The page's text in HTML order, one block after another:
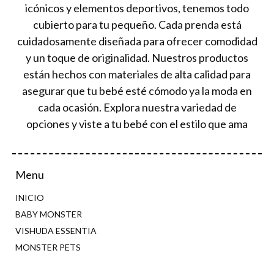
icónicos y elementos deportivos, tenemos todo
cubierto para tu pequeño. Cada prenda está
cuidadosamente diseñada para ofrecer comodidad
y un toque de originalidad. Nuestros productos
están hechos con materiales de alta calidad para
asegurar que tu bebé esté cómodo ya la moda en
cada ocasión. Explora nuestra variedad de
opciones y viste a tu bebé con el estilo que ama
Menu
INICIO
BABY MONSTER
VISHUDA ESSENTIA
MONSTER PETS